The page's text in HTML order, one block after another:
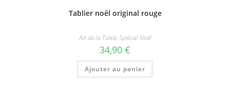
Tablier noël original rouge
Art de la Table, Spécial Noël
34,90 €
Ajouter au panier